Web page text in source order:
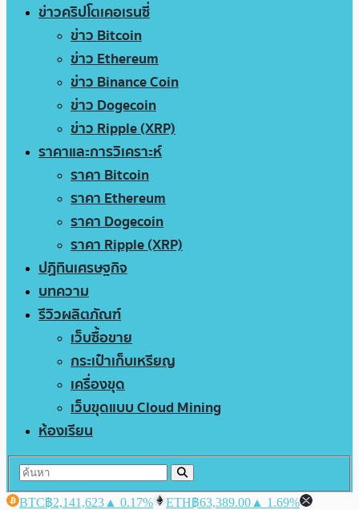
ข่าวคริปโตเคอเรนซี่
ข่าว Bitcoin
ข่าว Ethereum
ข่าว Binance Coin
ข่าว Dogecoin
ข่าว Ripple (XRP)
ราคาและการวิเคราะห์
ราคา Bitcoin
ราคา Ethereum
ราคา Dogecoin
ราคา Ripple (XRP)
ปฏิทินเศรษฐกิจ
บทความ
รีวิวผลิตภัณฑ์
เว็บซื้อขาย
กระเป๋าเก็บเหรียญ
เครื่องขุด
เว็บขุดแบบ Cloud Mining
ห้องเรียน
BTC฿2,141,623 ▲ 0.17% ETH฿63,389.00 ▲ 1.69%